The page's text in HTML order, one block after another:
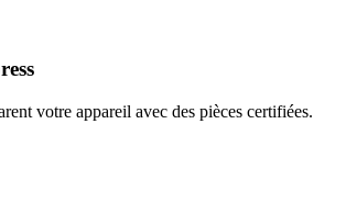
votre appareil avec des pièces certifiées.